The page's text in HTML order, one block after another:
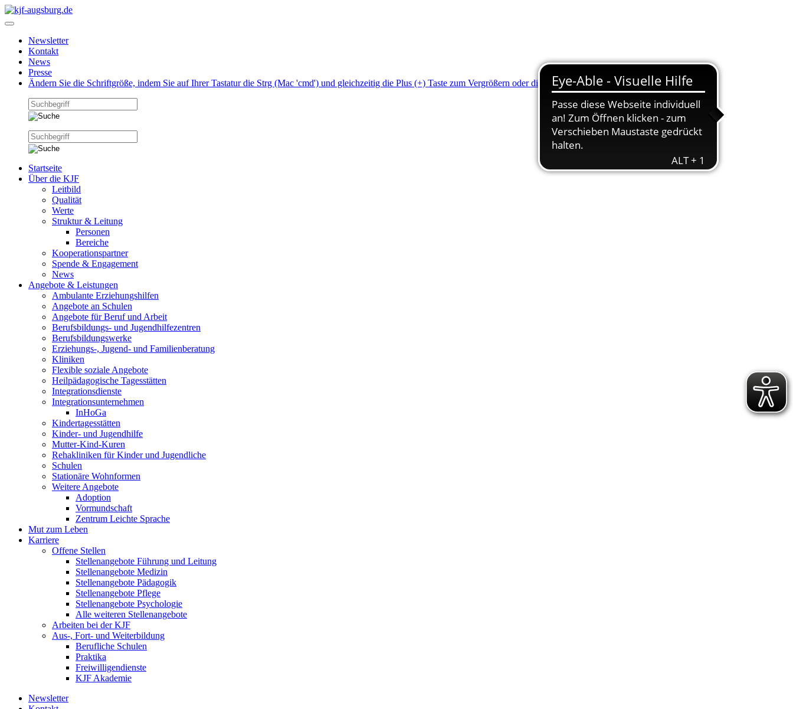
Newsletter
Kontakt
News
Presse
Ändern Sie die Schriftgröße, indem Sie auf Ihrer Tastatur die Strg (Mac 'cmd') und gleichzeitig die Plus (+) Taste zum Vergrößern oder die Minus (-) Taste zum Verkleinern drücken.
Startseite
Über die KJF
Leitbild
Qualität
Werte
Struktur & Leitung
Personen
Bereiche
Kooperationspartner
Spende & Engagement
News
Angebote & Leistungen
Ambulante Erziehungshilfen
Angebote an Schulen
Angebote für Beruf und Arbeit
Berufsbildungs- und Jugendhilfezentren
Berufsbildungswerke
Erziehungs-, Jugend- und Familienberatung
Kliniken
Flexible soziale Angebote
Heilpädagogische Tagesstätten
Integrationsdienste
Integrationsunternehmen
InHoGa
Kindertagesstätten
Kinder- und Jugendhilfe
Mutter-Kind-Kuren
Rehakliniken für Kinder und Jugendliche
Schulen
Stationäre Wohnformen
Weitere Angebote
Adoption
Vormundschaft
Zentrum Leichte Sprache
Mut zum Leben
Karriere
Offene Stellen
Stellenangebote Führung und Leitung
Stellenangebote Medizin
Stellenangebote Pädagogik
Stellenangebote Pflege
Stellenangebote Psychologie
Alle weiteren Stellenangebote
Arbeiten bei der KJF
Aus-, Fort- und Weiterbildung
Berufliche Schulen
Praktika
Freiwilligendienste
KJF Akademie
Newsletter